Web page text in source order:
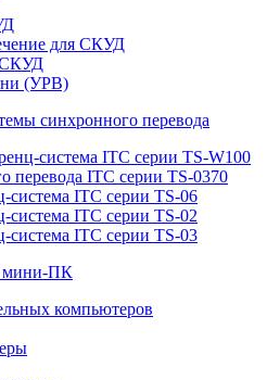
для СКУД
СКУД
(УРВ)
синхронного перевода
система ITC серии TS-W100
перевода ITC серии TS-0370
система ITC серии TS-06
система ITC серии TS-02
система ITC серии TS-03
мини-ПК
компьютеров